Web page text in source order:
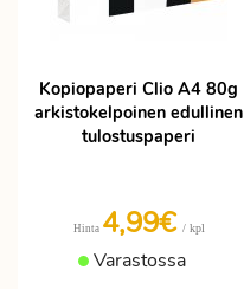
Kopiopaperi Clio A4 80g
arkistokelpoinen edullinen
tulostuspaperi
Hinta 4,99€ / kpl
Varastossa